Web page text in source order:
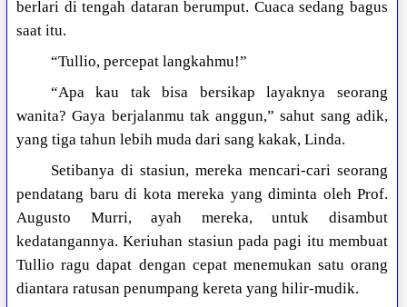
berlari di tengah dataran berumput. Cuaca sedang bagus
saat itu.
“Tullio, percepat langkahmu!”
“Apa kau tak bisa bersikap layaknya seorang
wanita? Gaya berjalanmu tak anggun,” sahut sang adik,
yang tiga tahun lebih muda dari sang kakak, Linda.
Setibanya di stasiun, mereka mencari-cari seorang
pendatang baru di kota mereka yang diminta oleh Prof.
Augusto Murri, ayah mereka, untuk disambut
kedatangannya. Keriuhan stasiun pada pagi itu membuat
Tullio ragu dapat dengan cepat menemukan satu orang
diantara ratusan penumpang kereta yang hilir-mudik.